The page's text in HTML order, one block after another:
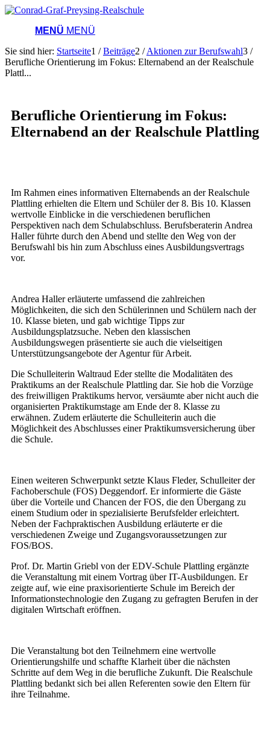
MENÜ MENÜ
Sie sind hier: Startseite1 / Beiträge2 / Aktionen zur Berufswahl3 /
Berufliche Orientierung im Fokus: Elternabend an der Realschule
Plattl...
Berufliche Orientierung im Fokus:
Elternabend an der Realschule Plattling
Im Rahmen eines informativen Elternabends an der Realschule
Plattling erhielten die Eltern und Schüler der 8. Bis 10. Klassen
wertvolle Einblicke in die verschiedenen beruflichen
Perspektiven nach dem Schulabschluss. Berufsberaterin Andrea
Haller führte durch den Abend und stellte den Weg von der
Berufswahl bis hin zum Abschluss eines Ausbildungsvertrags
vor.
Andrea Haller erläuterte umfassend die zahlreichen
Möglichkeiten, die sich den Schülerinnen und Schülern nach der
10. Klasse bieten, und gab wichtige Tipps zur
Ausbildungsplatzsuche. Neben den klassischen
Ausbildungswegen präsentierte sie auch die vielseitigen
Unterstützungsangebote der Agentur für Arbeit.
Die Schulleiterin Waltraud Eder stellte die Modalitäten des
Praktikums an der Realschule Plattling dar. Sie hob die Vorzüge
des freiwilligen Praktikums hervor, versäumte aber nicht auch die
organisierten Praktikumstage am Ende der 8. Klasse zu
erwähnen. Zudem erläuterte die Schulleiterin auch die
Möglichkeit des Abschlusses einer Praktikumsversicherung über
die Schule.
Einen weiteren Schwerpunkt setzte Klaus Fleder, Schulleiter der
Fachoberschule (FOS) Deggendorf. Er informierte die Gäste
über die Vorteile und Chancen der FOS, die den Übergang zu
einem Studium oder in spezialisierte Berufsfelder erleichtert.
Neben der Fachpraktischen Ausbildung erläuterte er die
verschiedenen Zweige und Zugangsvoraussetzungen zur
FOS/BOS.
Prof. Dr. Martin Griebl von der EDV-Schule Plattling ergänzte
die Veranstaltung mit einem Vortrag über IT-Ausbildungen. Er
zeigte auf, wie eine praxisorientierte Schule im Bereich der
Informationstechnologie den Zugang zu gefragten Berufen in der
digitalen Wirtschaft eröffnen.
Die Veranstaltung bot den Teilnehmern eine wertvolle
Orientierungshilfe und schaffte Klarheit über die nächsten
Schritte auf dem Weg in die berufliche Zukunft. Die Realschule
Plattling bedankt sich bei allen Referenten sowie den Eltern für
ihre Teilnahme.